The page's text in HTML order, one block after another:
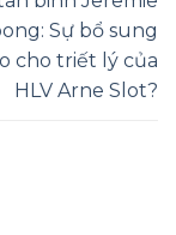
Sự bổ sung
cho triết lý của
HLV Arne Slot?